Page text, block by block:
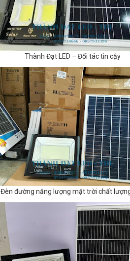
Thành Đạt LED – Đối tác tin cậy
Đèn đường năng lượng mặt trời chất